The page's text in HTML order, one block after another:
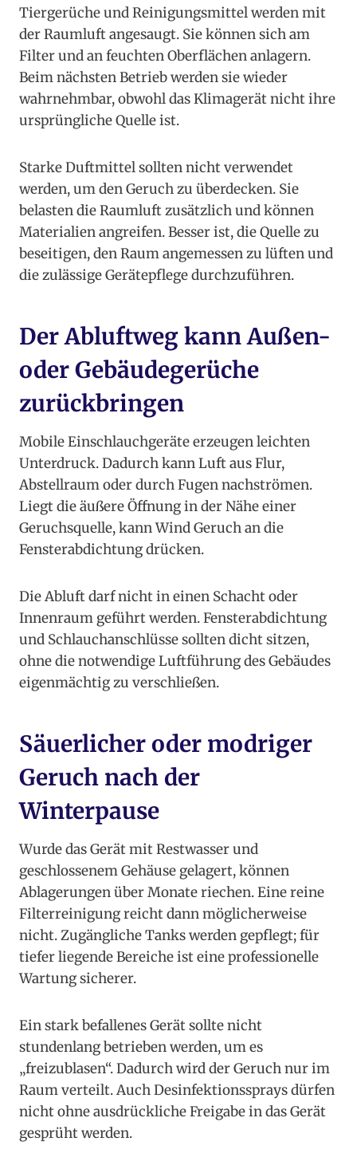
Tiergerüche und Reinigungsmittel werden mit
der Raumluft angesaugt. Sie können sich am
Filter und an feuchten Oberflächen anlagern.
Beim nächsten Betrieb werden sie wieder
wahrnehmbar, obwohl das Klimagerät nicht ihre
ursprüngliche Quelle ist.
Starke Duftmittel sollten nicht verwendet
werden, um den Geruch zu überdecken. Sie
belasten die Raumluft zusätzlich und können
Materialien angreifen. Besser ist, die Quelle zu
beseitigen, den Raum angemessen zu lüften und
die zulässige Gerätepflege durchzuführen.
Der Abluftweg kann Außen-
oder Gebäudegerüche
zurückbringen
Mobile Einschlauchgeräte erzeugen leichten
Unterdruck. Dadurch kann Luft aus Flur,
Abstellraum oder durch Fugen nachströmen.
Liegt die äußere Öffnung in der Nähe einer
Geruchsquelle, kann Wind Geruch an die
Fensterabdichtung drücken.
Die Abluft darf nicht in einen Schacht oder
Innenraum geführt werden. Fensterabdichtung
und Schlauchanschlüsse sollten dicht sitzen,
ohne die notwendige Luftführung des Gebäudes
eigenmächtig zu verschließen.
Säuerlicher oder modriger
Geruch nach der
Winterpause
Wurde das Gerät mit Restwasser und
geschlossenem Gehäuse gelagert, können
Ablagerungen über Monate riechen. Eine reine
Filterreinigung reicht dann möglicherweise
nicht. Zugängliche Tanks werden gepflegt; für
tiefer liegende Bereiche ist eine professionelle
Wartung sicherer.
Ein stark befallenes Gerät sollte nicht
stundenlang betrieben werden, um es
„freizublasen“. Dadurch wird der Geruch nur im
Raum verteilt. Auch Desinfektionssprays dürfen
nicht ohne ausdrückliche Freigabe in das Gerät
gesprüht werden.